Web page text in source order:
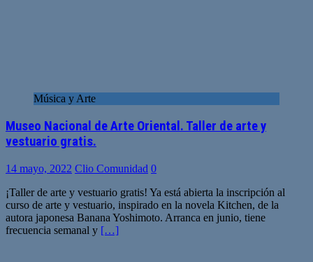
Música y Arte
Museo Nacional de Arte Oriental. Taller de arte y
vestuario gratis.
14 mayo, 2022 Clio Comunidad 0
¡Taller de arte y vestuario gratis! Ya está abierta la inscripción al
curso de arte y vestuario, inspirado en la novela Kitchen, de la
autora japonesa Banana Yoshimoto. Arranca en junio, tiene
frecuencia semanal y […]